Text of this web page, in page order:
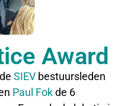
Award
SIEV bestuursleden
Paul Fokde 6